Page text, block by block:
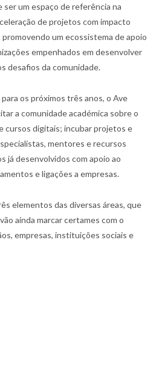
um espaço de referência na
de projetos com impacto
um ecossistema de apoio
empenhados em desenvolver
desafios da comunidade.
os próximos três anos, o Ave
a comunidade académica sobre o
cursos digitais; incubar projetos e
mentores e recursos
já desenvolvidos com apoio ao
e ligações a empresas.
elementos das diversas áreas, que
ainda marcar certames com o
empresas, instituições sociais e